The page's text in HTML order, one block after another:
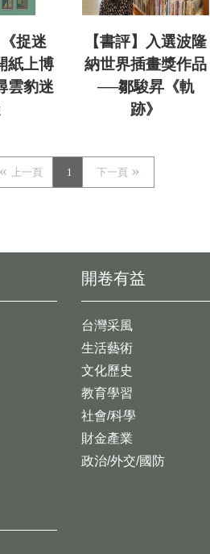
《捉迷
紙上博
雲豹迷
【書評】入選波隆
納世界插畫獎作品
──鄒駿昇《軌
跡》
上一頁 1 下一頁
開卷有益
台灣采風
生活藝術
文化歷史
教育學習
社會/科學
財金產業
政治/外交/國防